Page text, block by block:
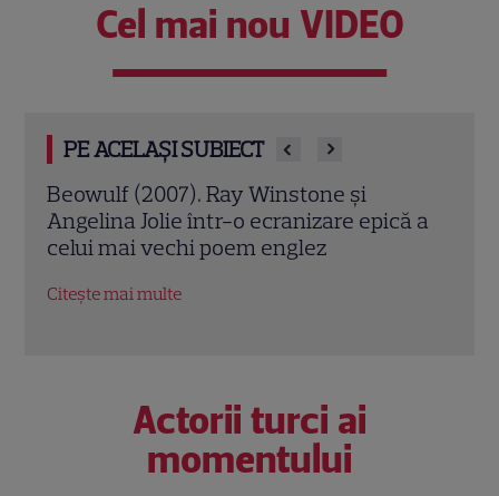
Cel mai nou VIDEO
PE ACELAȘI SUBIECT
Jack Ryan: Agentul din umbră (2014).
Chris Pine și Kevin Costner, într-o cursă
contra cronometru pentru salvarea
Actorii turci ai
momentului